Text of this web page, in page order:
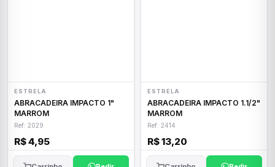
ESTRELA
ABRACADEIRA IMPACTO 1"
MARROM
Ref: 2029
R$ 4,95
ESTRELA
ABRACADEIRA IMPACTO 1.1/2"
MARROM
Ref: 2414
R$ 13,20